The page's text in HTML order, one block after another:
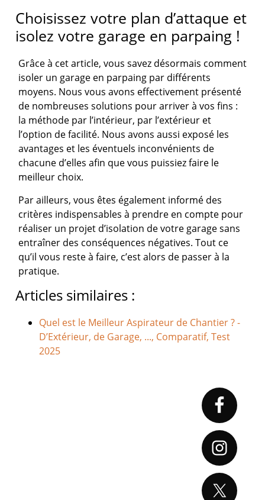
Choisissez votre plan d’attaque et
isolez votre garage en parpaing !
Grâce à cet article, vous savez désormais comment
isoler un garage en parpaing par différents
moyens. Nous vous avons effectivement présenté
de nombreuses solutions pour arriver à vos fins :
la méthode par l’intérieur, par l’extérieur et
l’option de facilité. Nous avons aussi exposé les
avantages et les éventuels inconvénients de
chacune d’elles afin que vous puissiez faire le
meilleur choix.
Par ailleurs, vous êtes également informé des
critères indispensables à prendre en compte pour
réaliser un projet d’isolation de votre garage sans
entraîner des conséquences négatives. Tout ce
qu’il vous reste à faire, c’est alors de passer à la
pratique.
Articles similaires :
Quel est le Meilleur Aspirateur de Chantier ? -
D’Extérieur, de Garage, ..., Comparatif, Test
2025
Primary
Sidebar